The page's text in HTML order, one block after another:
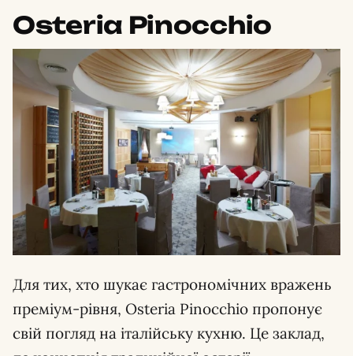
Osteria Pinocchio
Для тих, хто шукає гастрономічних вражень
преміум-рівня, Osteria Pinocchio пропонує
свій погляд на італійську кухню. Це заклад,